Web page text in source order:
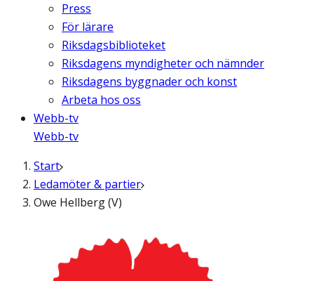
Press
För lärare
Riksdagsbiblioteket
Riksdagens myndigheter och nämnder
Riksdagens byggnader och konst
Arbeta hos oss
Webb-tv
Webb-tv
Start
Ledamöter & partier
Owe Hellberg (V)